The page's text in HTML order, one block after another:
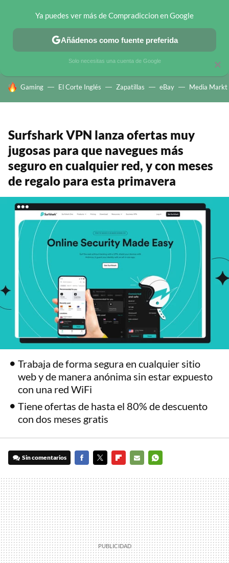
CHOLLOS TELEGRAM OFERTAS EN MÓVILES OFERTAS EN
HOY SE HABLA DE
Gaming El Corte Inglés Zapatillas eBay Media Markt
Surfshark VPN lanza ofertas muy
jugosas para que navegues más
seguro en cualquier red, y con meses
de regalo para esta primavera
Trabaja de forma segura en cualquier sitio
web y de manera anónima sin estar expuesto
con una red WiFi
Tiene ofertas de hasta el 80% de descuento
con dos meses gratis
Sin comentarios
MAIL
×
Ya puedes ver más de Compradiccion en Google
Añádenos como fuente preferida
Solo necesitas una cuenta de Google